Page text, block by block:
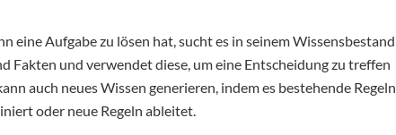
eine Aufgabe zu lösen hat, sucht es in seinem Wissensbestand
Fakten und verwendet diese, um eine Entscheidung zu treffen
auch neues Wissen generieren, indem es bestehende Regeln
oder neue Regeln ableitet.